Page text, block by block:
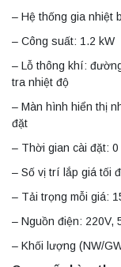
– Hệ thống gia nhiệt
– Công suất: 1.2 kW
– Lỗ thông khí:
tra nhiệt độ
– Màn hình hiển thị
đặt
– Thời gian cài đặt:
– Số vị trí lắp giá tối
– Tải trọng mỗi giá:
– Nguồn điện: 220V,
– Khối lượng (NW/